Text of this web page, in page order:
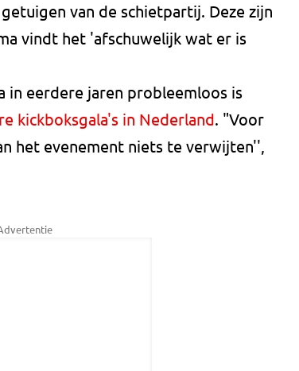
van de schietpartij. Deze zijn
vindt het 'afschuwelijk wat er is
in eerdere jaren probleemloos is
kickboksgala's in Nederland. "Voor
het evenement niets te verwijten'',